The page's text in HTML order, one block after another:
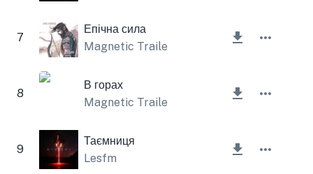
7
Епічна сила
Magnetic Trailer
8
В горах
Magnetic Trailer
9
Таємниця
Lesfm